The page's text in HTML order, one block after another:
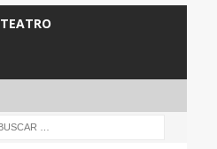
TEATRO